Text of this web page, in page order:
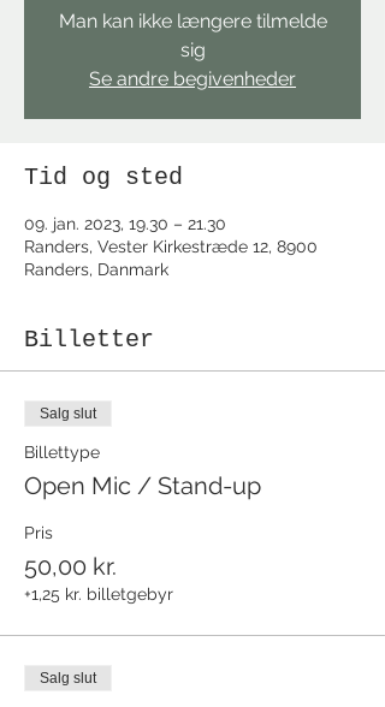
Man kan ikke længere tilmelde
sig
Se andre begivenheder
Tid og sted
09. jan. 2023, 19.30 – 21.30
Randers, Vester Kirkestræde 12, 8900
Randers, Danmark
Billetter
Salg slut
Billettype
Open Mic / Stand-up
Pris
50,00 kr.
+1,25 kr. billetgebyr
Salg slut